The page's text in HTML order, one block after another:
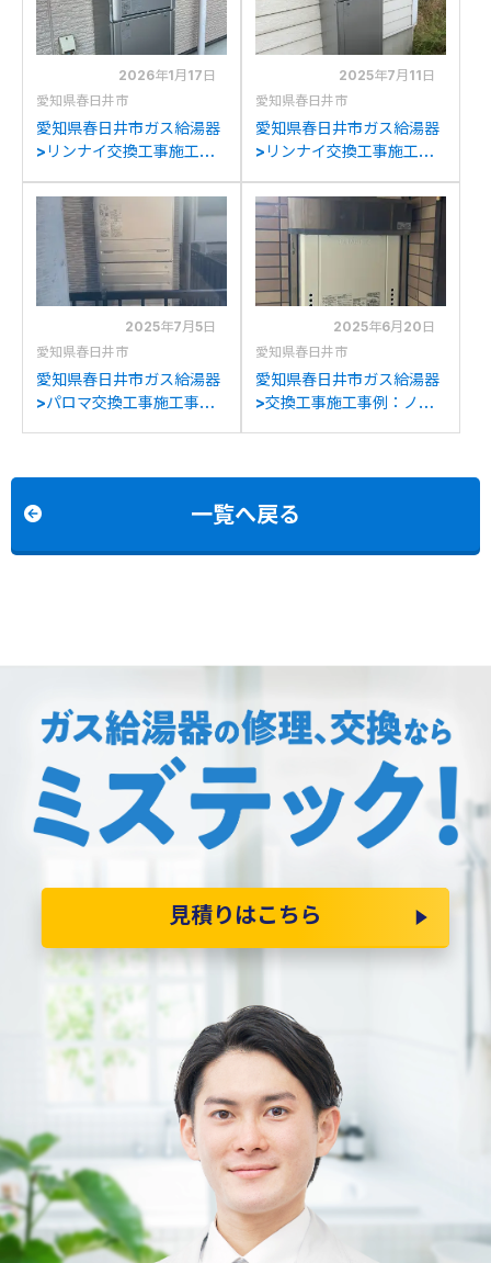
2026年1月17日
愛知県春日井市
愛知県春日井市ガス給湯器
>リンナイ交換工事施工事
V2000SAWからリンナイ
RUF-K2406SAW(A)への
交換
2025年7月11日
愛知県春日井市
愛知県春日井市ガス給湯器
>リンナイ交換工事施工事
C2431SAWXからリンナ
イRUF-K2406SAW(A)へ
の交換
2025年7月5日
愛知県春日井市
愛知県春日井市ガス給湯器
>パロマ交換工事施工事
2025年6月20日
愛知県春日井市
愛知県春日井市ガス給湯器
>交換工事施工事例：ノー
一覧へ戻る
見積りはこちら